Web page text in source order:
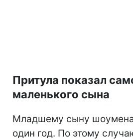
Притула показал
маленького сына
Младшему сыну
один год. По этому